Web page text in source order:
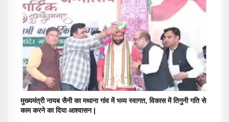
मुख्यमंत्री नायब सैनी का मथाना गांव में भव्य स्वागत, विकास में तिगुनी गति से
काम करने का दिया आश्वासन |